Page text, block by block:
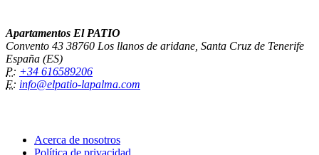
Apartamentos El PATIO
Convento 43 38760 Los llanos de aridane, Santa Cruz de Tenerife
España (ES)
P: +34 616589206
E: info@elpatio-lapalma.com
Acerca de nosotros